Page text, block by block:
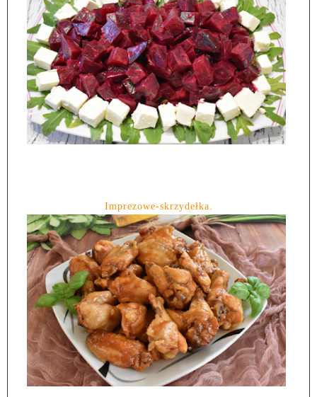
Imprezowe-skrzydełka.